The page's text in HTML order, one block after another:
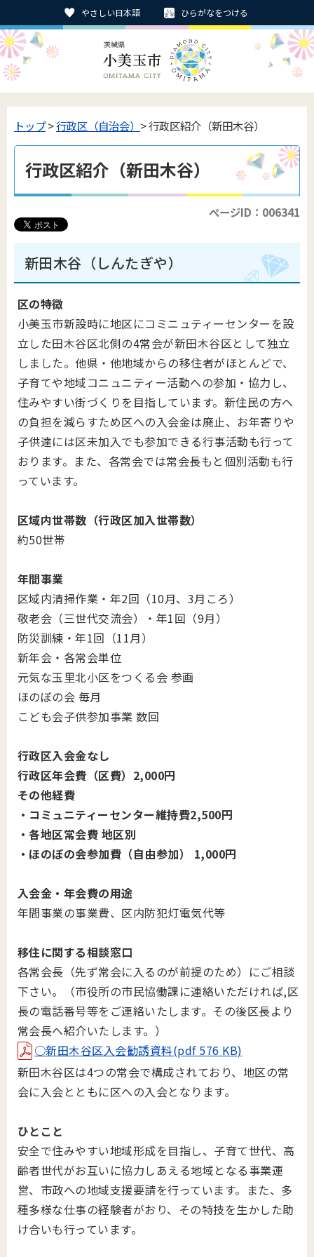
やさしい日本語 ひらがなをつける
トップ>行政区（自治会） > 行政区紹介（新田木谷）
行政区紹介（新田木谷）
ページID：006341
新田木谷（しんたぎや）
区の特徴
小美玉市新設時に地区にコミニュティーセンターを設
立した田木谷区北側の4常会が新田木谷区として独立
しました。他県・他地域からの移住者がほとんどで、
子育てや地域コニュニティー活動への参加・協力し、
住みやすい街づくりを目指しています。新住民の方へ
の負担を減らすため区への入会金は廃止、お年寄りや
子供達には区未加入でも参加できる行事活動も行って
おります。また、各常会では常会長もと個別活動も行
っています。
区域内世帯数（行政区加入世帯数）
約50世帯
年間事業
区域内清掃作業・年2回（10月、3月ころ）
敬老会（三世代交流会）・年1回（9月）
防災訓練・年1回（11月）
新年会・各常会単位
元気な玉里北小区をつくる会 参画
ほのぼの会 毎月
こども会子供参加事業 数回
行政区入会金なし
行政区年会費（区費）2,000円
その他経費
・コミュニティーセンター維持費2,500円
・各地区常会費 地区別
・ほのぼの会参加費（自由参加） 1,000円
入会金・年会費の用途
年間事業の事業費、区内防犯灯電気代等
移住に関する相談窓口
各常会長（先ず常会に入るのが前提のため）にご相談
下さい。（市役所の市民協働課に連絡いただければ,区
長の電話番号等をご連絡いたします。その後区長より
常会長へ紹介いたします。）
○新田木谷区入会勧誘資料(pdf 576 KB)
新田木谷区は4つの常会で構成されており、地区の常
会に入会とともに区への入会となります。
ひとこと
安全で住みやすい地域形成を目指し、子育て世代、高
齢者世代がお互いに協力しあえる地域となる事業運
営、市政への地域支援要請を行っています。また、多
種多様な仕事の経験者がおり、その特技を生かした助
け合いも行っています。